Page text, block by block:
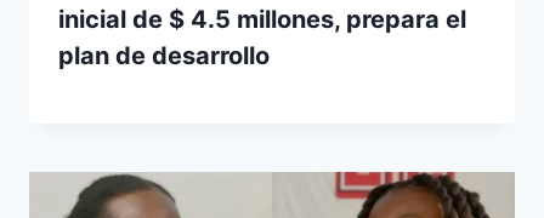
inicial de $ 4.5 millones, prepara el
plan de desarrollo